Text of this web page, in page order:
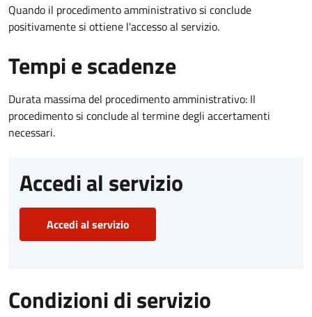
Quando il procedimento amministrativo si conclude
positivamente si ottiene l'accesso al servizio.
Tempi e scadenze
Durata massima del procedimento amministrativo: Il
procedimento si conclude al termine degli accertamenti
necessari.
Accedi al servizio
Accedi al servizio
Condizioni di servizio